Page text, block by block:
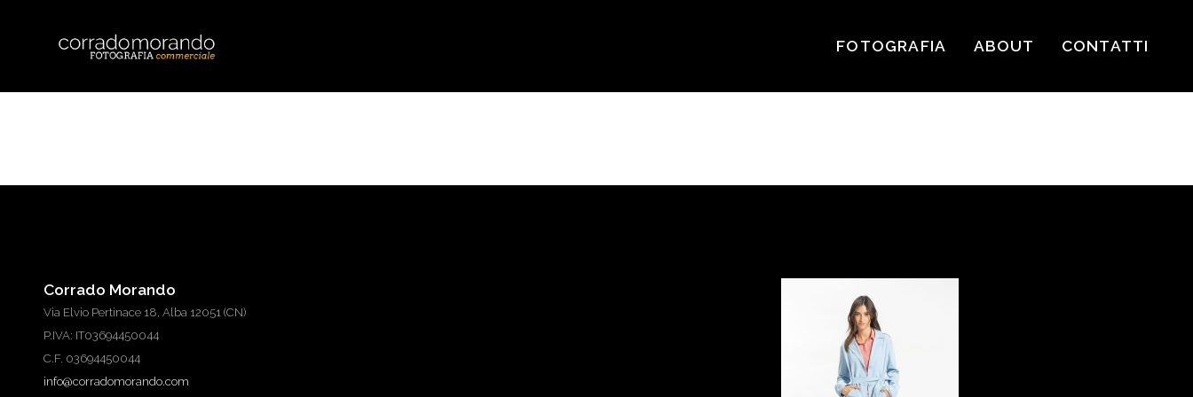
FOTOGRAFIA ABOUT CONTATTI
Corrado Morando
Via Elvio Pertinace 18, Alba 12051 (CN)
P.IVA: IT03694450044
C.F. 03694450044
info@corradomorando.com